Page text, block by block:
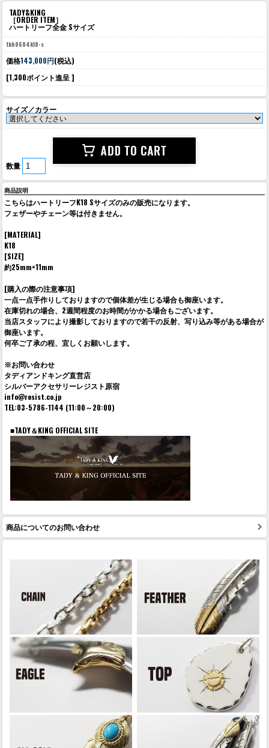
TADY&KING
［ORDER ITEM］
ハートリーフ全金 Sサイズ
tkh0604k18-s
価格143,000円(税込)
[1,300ポイント進呈 ]
サイズ／カラー
数量
商品説明
こちらはハートリーフK18 Sサイズのみの販売になります。
フェザーやチェーン等は付きません。
[MATERIAL]
K18
[SIZE]
約25mm×11mm
[購入の際の注意事項]
一点一点手作りしておりますので個体差が生じる場合も御座います。
在庫切れの場合、2週間程度のお時間がかかる場合もございます。
当店スタッフにより撮影しておりますので若干の反射、写り込み等がある場合が
御座います。
何卒ご了承の程、宜しくお願いします。
※お問い合わせ
タディアンドキング直営店
シルバーアクセサリーレジスト原宿
info@resist.co.jp
TEL:03-5786-1144 (11:00～20:00)
■TADY＆KING OFFICIAL SITE
商品についてのお問い合わせ